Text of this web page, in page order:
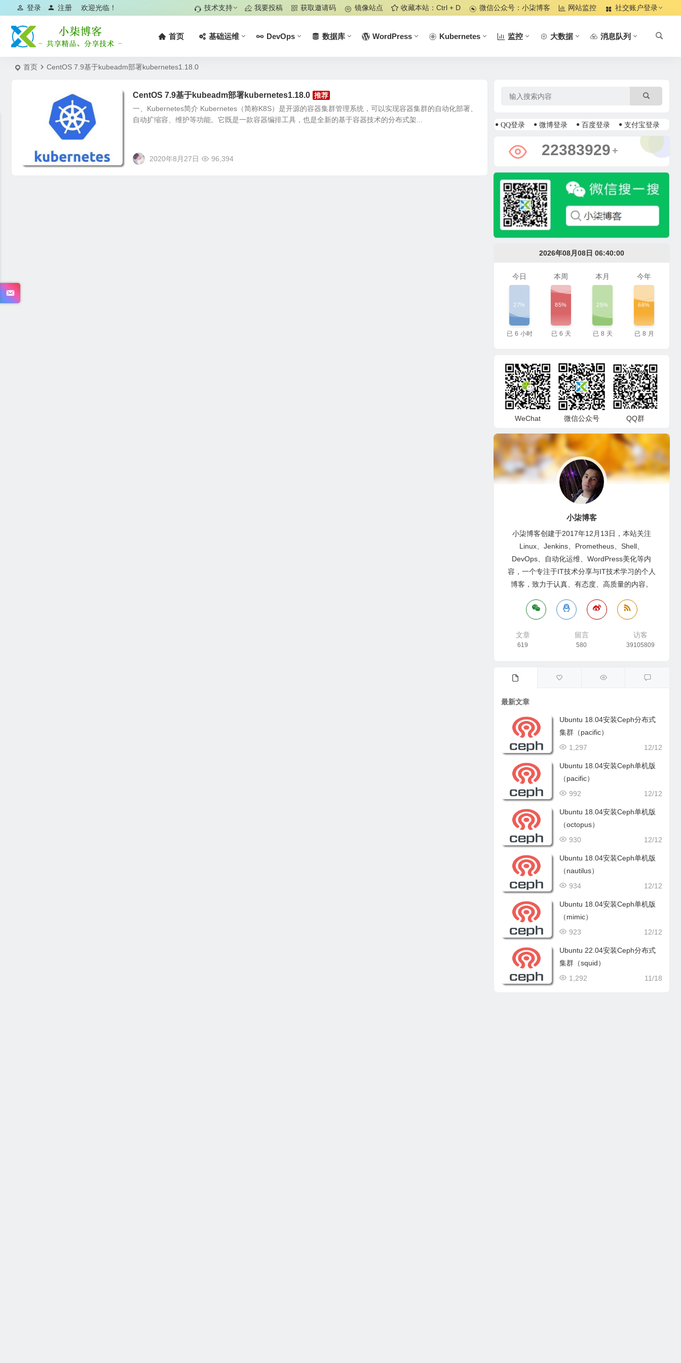
欢迎光临！
登录 注册 技术支持 我要投稿 获取邀请码 镜像站点 收藏本站：Ctrl + D 微信公众号：小柒博客 网站监控 社交账户登录
首页 基础运维 DevOps 数据库 WordPress Kubernetes 监控 大数据 消息队列
首页 CentOS 7.9基于kubeadm部署kubernetes1.18.0
CentOS 7.9基于kubeadm部署kubernetes1.18.0
一、Kubernetes简介 Kubernetes（简称K8S）是开源的容器集群管理系统，可以实现容器集群的自动化部署、
自动扩缩容、维护等功能。它既是一款容器编排工具，也是全新的基于容器技术的分布式架...
2020年8月27日 96,394
QQ登录 微博登录 百度登录 支付宝登录
28675136 +
2026年08月08日 06:40:01
今日
27%
已 6 小时
本周
85%
已 6 天
本月
25%
已 8 天
今年
66%
已 8 月
WeChat 微信公众号 QQ群
小柒博客
小柒博客创建于2017年12月13日，本站关注
Linux、Jenkins、Prometheus、Shell、
DevOps、自动化运维、WordPress美化等内
容，一个专注于IT技术分享与IT技术学习的个人
博客，致力于认真、有态度、高质量的内容。
文章
619
留言
580
访客
39105809
最新文章
Ubuntu 18.04安装Ceph分布式
集群（pacific）
12/12
1,297
Ubuntu 18.04安装Ceph单机版
（pacific）
12/12
992
Ubuntu 18.04安装Ceph单机版
（octopus）
12/12
930
Ubuntu 18.04安装Ceph单机版
（nautilus）
12/12
934
Ubuntu 18.04安装Ceph单机版
（mimic）
12/12
923
Ubuntu 22.04安装Ceph分布式
集群（squid）
11/18
1,292